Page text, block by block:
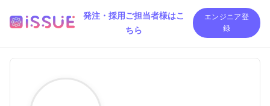
発注・採用ご担当者様はこ
ちら
エンジニア登
録